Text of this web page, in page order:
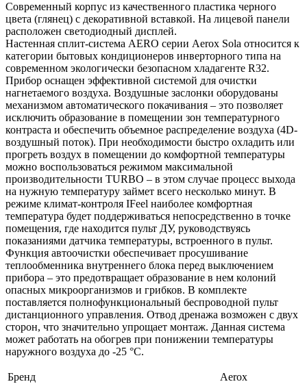
Современный корпус из качественного пластика черного
цвета (глянец) с декоративной вставкой. На лицевой панели
расположен светодиодный дисплей.
Настенная сплит-система AERO серии Aerox Sola относится к
категории бытовых кондиционеров инверторного типа на
современном экологически безопасном хладагенте R32.
Прибор оснащен эффективной системой для очистки
нагнетаемого воздуха. Воздушные заслонки оборудованы
механизмом автоматического покачивания – это позволяет
исключить образование в помещении зон температурного
контраста и обеспечить объемное распределение воздуха (4D-
воздушный поток). При необходимости быстро охладить или
прогреть воздух в помещении до комфортной температуры
можно воспользоваться режимом максимальной
производительности TURBO – в этом случае процесс выхода
на нужную температуру займет всего несколько минут. В
режиме климат-контроля IFeel наиболее комфортная
температура будет поддерживаться непосредственно в точке
помещения, где находится пульт ДУ, руководствуясь
показаниями датчика температуры, встроенного в пульт.
Функция автоочистки обеспечивает просушивание
теплообменника внутреннего блока перед выключением
прибора – это предотвращает образование в нем колоний
опасных микроорганизмов и грибков. В комплекте
поставляется полнофункциональный беспроводной пульт
дистанционного управления. Отвод дренажа возможен с двух
сторон, что значительно упрощает монтаж. Данная система
может работать на обогрев при понижении температуры
наружного воздуха до -25 °С.
Бренд
Aerox